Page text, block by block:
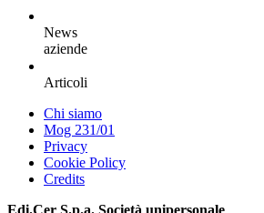
News
aziende
Articoli
Chi siamo
Mog 231/01
Privacy
Cookie Policy
Credits